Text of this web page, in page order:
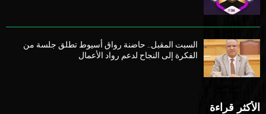
السبت المقبل.. حاضنة رواق أسيوط تطلق جلسة من
الفكرة إلى النجاح لدعم رواد الأعمال
الأكثر قراءة